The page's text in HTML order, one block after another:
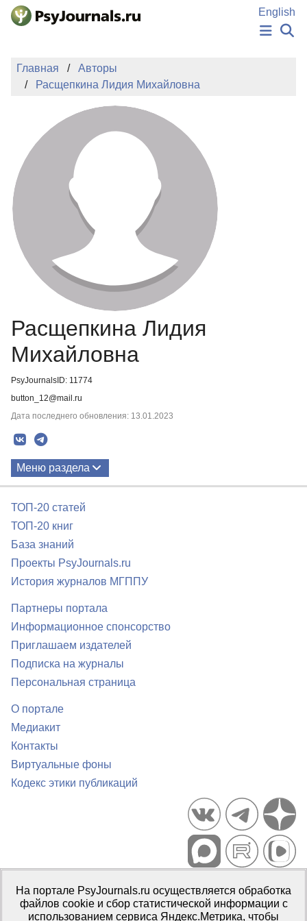
Перейти к основному содержанию
English
ИЗДАНИЯ
ПОДАТЬ РУКОПИСЬ
БАЗА ЗНАНИЙ
КЛЮЧЕВЫЕ СЛОВА
Регистрация
Главная
Авторы
Расщепкина Лидия Михайловна
Расщепкина Лидия
Михайловна
PsyJournalsID: 11774
button_12@mail.ru
Дата последнего обновления: 13.01.2023
Меню раздела
ТОП-20 статей
ТОП-20 книг
База знаний
Проекты PsyJournals.ru
История журналов МГППУ
Партнеры портала
Информационное спонсорство
Приглашаем издателей
Подписка на журналы
Персональная страница
О портале
Медиакит
Контакты
Виртуальные фоны
Кодекс этики публикаций
Портал психологических изданий PsyJournals.ru, 2007–2026
Правила использования материалов
Свидетельство регистрации СМИЭл № ФС77-66447 от 14 июля
На портале PsyJournals.ru осуществляется обработка
файлов cookie и сбор статистической информации с
использованием сервиса Яндекс.Метрика, чтобы